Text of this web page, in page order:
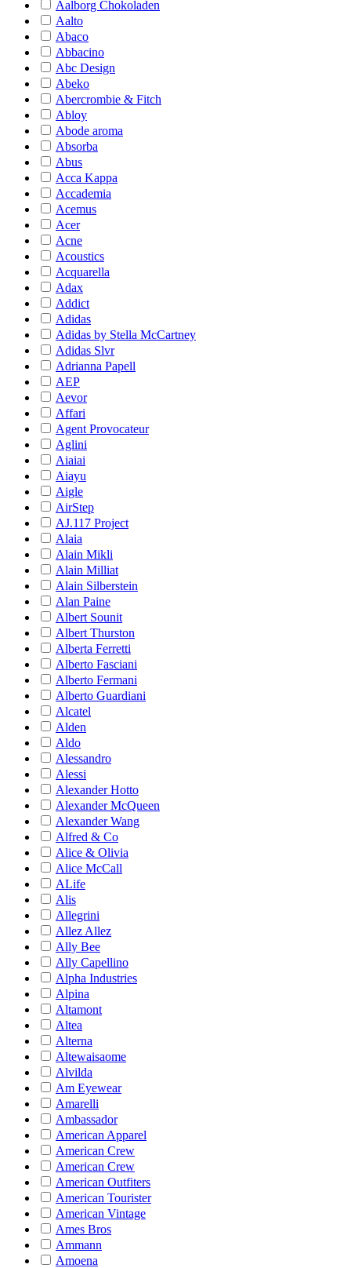
Aalborg Chokoladen
Aalto
Abaco
Abbacino
Abc Design
Abeko
Abercrombie & Fitch
Abloy
Abode aroma
Absorba
Abus
Acca Kappa
Accademia
Acemus
Acer
Acne
Acoustics
Acquarella
Adax
Addict
Adidas
Adidas by Stella McCartney
Adidas Slvr
Adrianna Papell
AEP
Aevor
Affari
Agent Provocateur
Aglini
Aiaiai
Aiayu
Aigle
AirStep
AJ.117 Project
Alaia
Alain Mikli
Alain Milliat
Alain Silberstein
Alan Paine
Albert Sounit
Albert Thurston
Alberta Ferretti
Alberto Fasciani
Alberto Fermani
Alberto Guardiani
Alcatel
Alden
Aldo
Alessandro
Alessi
Alexander Hotto
Alexander McQueen
Alexander Wang
Alfred & Co
Alice & Olivia
Alice McCall
ALife
Alis
Allegrini
Allez Allez
Ally Bee
Ally Capellino
Alpha Industries
Alpina
Altamont
Altea
Alterna
Altewaisaome
Alvilda
Am Eyewear
Amarelli
Ambassador
American Apparel
American Crew
American Crew
American Outfiters
American Tourister
American Vintage
Ames Bros
Ammann
Amoena